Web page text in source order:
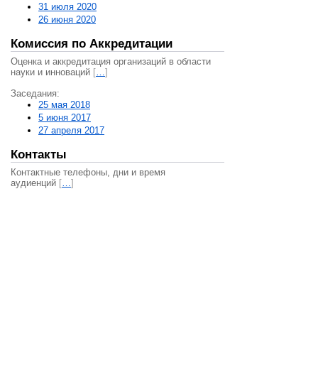
31 июля 2020
26 июня 2020
Комиссия по Аккредитации
Оценка и аккредитация организаций в области
науки и инноваций […]
Заседания:
25 мая 2018
5 июня 2017
27 апреля 2017
Контакты
Контактные телефоны, дни и время
аудиенций […]